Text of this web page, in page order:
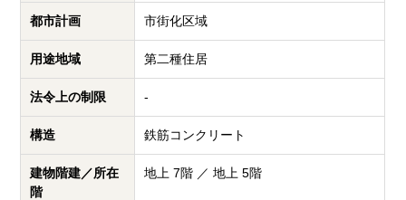
都市計画 市街化区域
用途地域 第二種住居
法令上の制限 -
構造 鉄筋コンクリート
建物階建／所在
階
地上 7階 ／ 地上 5階